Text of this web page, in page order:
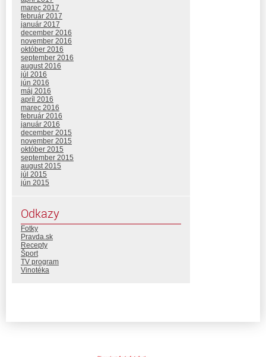
marec 2017
február 2017
január 2017
december 2016
november 2016
október 2016
september 2016
august 2016
júl 2016
jún 2016
máj 2016
apríl 2016
marec 2016
február 2016
január 2016
december 2015
november 2015
október 2015
september 2015
august 2015
júl 2015
jún 2015
Odkazy
Fotky
Pravda.sk
Recepty
Šport
TV program
Vinotéka